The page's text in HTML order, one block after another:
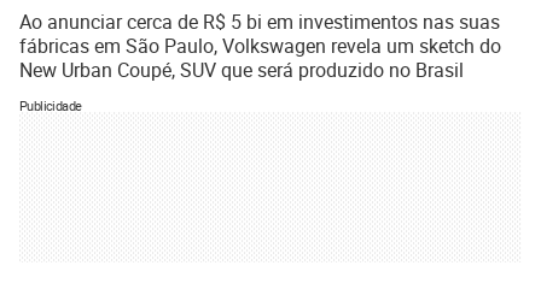
Ao anunciar cerca de R$ 5 bi em investimentos nas suas
fábricas em São Paulo, Volkswagen revela um sketch do
New Urban Coupé, SUV que será produzido no Brasil
Publicidade